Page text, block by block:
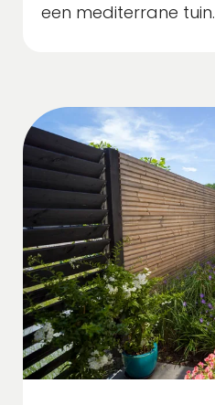
een mediterrane tuin.